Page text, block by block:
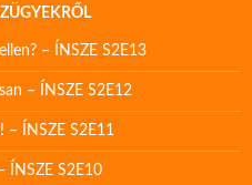
– ÍNSZE S2E13
– ÍNSZE S2E12
– ÍNSZE S2E11
ÍNSZE S2E10